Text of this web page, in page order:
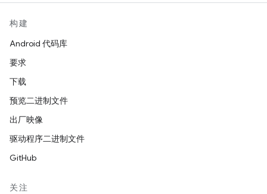
构建
Android 代码库
要求
下载
预览二进制文件
出厂映像
驱动程序二进制文件
GitHub
关注